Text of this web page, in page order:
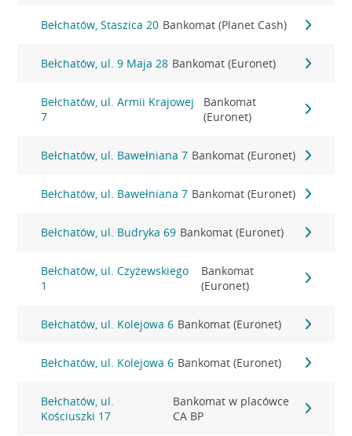
Bełchatów, Staszica 20 Bankomat (Planet Cash)
Bełchatów, ul. 9 Maja 28 Bankomat (Euronet)
Bełchatów, ul. Armii Krajowej
7
Bankomat
(Euronet)
Bełchatów, ul. Bawełniana 7 Bankomat (Euronet)
Bełchatów, ul. Bawełniana 7 Bankomat (Euronet)
Bełchatów, ul. Budryka 69 Bankomat (Euronet)
Bełchatów, ul. Czyżewskiego
1
Bankomat
(Euronet)
Bełchatów, ul. Kolejowa 6 Bankomat (Euronet)
Bełchatów, ul. Kolejowa 6 Bankomat (Euronet)
Bełchatów, ul.
Kościuszki 17
Bankomat w placówce
CA BP